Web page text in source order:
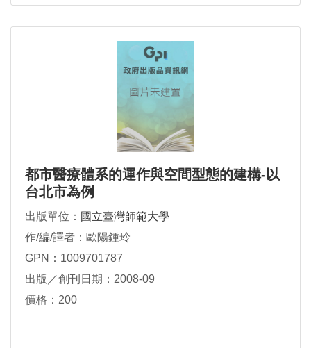
都市醫療體系的運作與空間型態的建構-以
台北市為例
出版單位： 國立臺灣師範大學
作/編/譯者：歐陽鍾玲
GPN：1009701787
出版／創刊日期：2008-09
價格：200